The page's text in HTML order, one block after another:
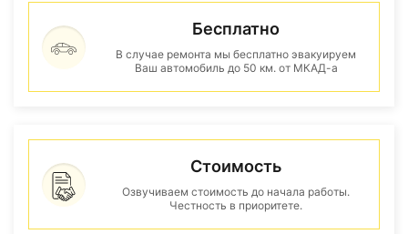
Бесплатно
В случае ремонта мы бесплатно эвакуируем
Ваш автомобиль до 50 км. от МКАД-а
Стоимость
Озвучиваем стоимость до начала работы.
Честность в приоритете.